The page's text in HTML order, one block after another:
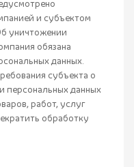
и субъектом
уничтожении
обязана
данных.
субъекта о
персональных данных
работ, услуг
обработку